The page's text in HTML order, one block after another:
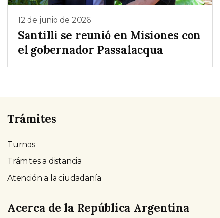
12 de junio de 2026
Santilli se reunió en Misiones con
el gobernador Passalacqua
Trámites
Turnos
Trámites a distancia
Atención a la ciudadanía
Acerca de la República Argentina